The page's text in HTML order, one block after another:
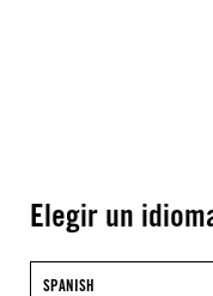
Elegir un
SPANISH